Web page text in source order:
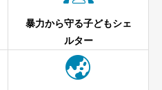
暴力から守る子どもシェ
ルター
